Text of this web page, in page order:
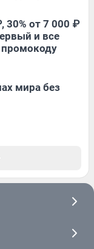
30% от 7 000 ₽
и все
мира без